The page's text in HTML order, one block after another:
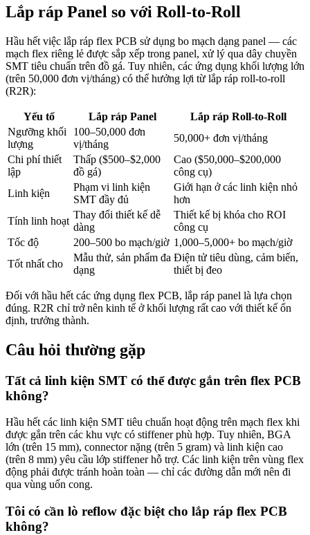
Lắp ráp Panel so với Roll-to-Roll
Hầu hết việc lắp ráp flex PCB sử dụng bo mạch dạng panel — các
mạch flex riêng lẻ được sắp xếp trong panel, xử lý qua dây chuyền
SMT tiêu chuẩn trên đồ gá. Tuy nhiên, các ứng dụng khối lượng lớn
(trên 50,000 đơn vị/tháng) có thể hưởng lợi từ lắp ráp roll-to-roll
(R2R):
Yếu tố Lắp ráp Panel
Lắp ráp Roll-to-Roll
Ngưỡng khối
lượng
100–50,000 đơn
vị/tháng
50,000+ đơn vị/tháng
Chi phí thiết
lập
Thấp ($500–$2,000
đồ gá)
Cao ($50,000–$200,000
công cụ)
Linh kiện
Phạm vi linh kiện
SMT đầy đủ
Giới hạn ở các linh kiện nhỏ
hơn
Tính linh hoạt
Thay đổi thiết kế dễ
dàng
Thiết kế bị khóa cho ROI
công cụ
Tốc độ
200–500 bo mạch/giờ 1,000–5,000+ bo mạch/giờ
Tốt nhất cho
Mẫu thử, sản phẩm đa
dạng
Điện tử tiêu dùng, cảm biến,
thiết bị đeo
Đối với hầu hết các ứng dụng flex PCB, lắp ráp panel là lựa chọn
đúng. R2R chỉ trở nên kinh tế ở khối lượng rất cao với thiết kế ổn
định, trưởng thành.
Câu hỏi thường gặp
Tất cả linh kiện SMT có thể được gắn trên flex PCB
không?
Hầu hết các linh kiện SMT tiêu chuẩn hoạt động trên mạch flex khi
được gắn trên các khu vực có stiffener phù hợp. Tuy nhiên, BGA
lớn (trên 15 mm), connector nặng (trên 5 gram) và linh kiện cao
(trên 8 mm) yêu cầu lớp stiffener hỗ trợ. Các linh kiện trên vùng flex
động phải được tránh hoàn toàn — chỉ các đường dẫn mới nên đi
qua vùng uốn cong.
Tôi có cần lò reflow đặc biệt cho lắp ráp flex PCB
không?